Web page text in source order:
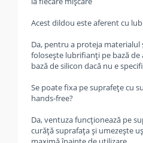
Acest dildou este aferent cu
Da, pentru a proteja materialul
folosește lubrifianți pe bază
bază de silicon dacă nu e
Se poate fixa pe suprafețe cu
hands-free?
Da, ventuza funcționează pe
curăță suprafața și umezește